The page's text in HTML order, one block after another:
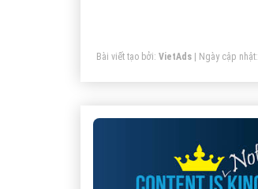
Bài viết tạo bởi: VietAds | Ngày cập nhật: